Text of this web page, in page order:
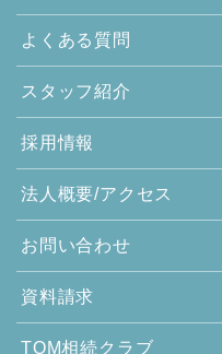
よくある質問
スタッフ紹介
採用情報
法人概要/アクセス
お問い合わせ
資料請求
TOM相続クラブ